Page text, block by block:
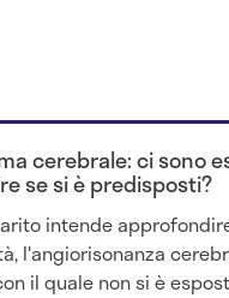
cerebrale: ci sono
se si è predisposti?
intende
l'angiorisonanza
il quale non si è